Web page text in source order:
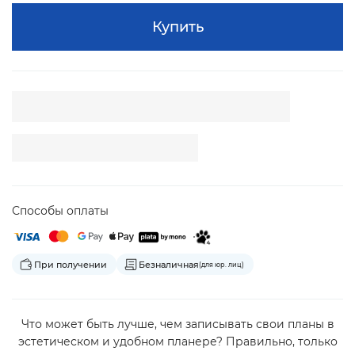
Купить
Способы оплаты
При получении Безналичная(для юр. лиц)
Что может быть лучше, чем записывать свои планы в
эстетическом и удобном планере? Правильно, только